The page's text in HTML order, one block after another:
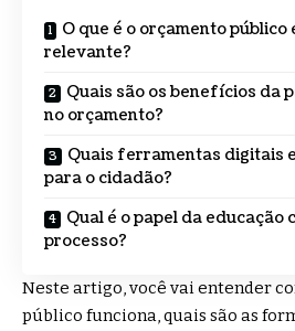
O que é o orçamento público
relevante?
Quais são os benefícios da
no orçamento?
Quais ferramentas digitais
para o cidadão?
Qual é o papel da educação
processo?
Neste artigo, você vai entender
público funciona, quais são as